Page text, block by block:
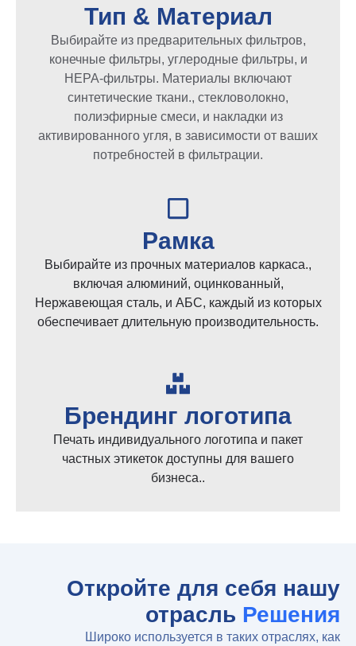
Тип & Материал
Выбирайте из предварительных фильтров,
конечные фильтры, углеродные фильтры, и
HEPA-фильтры. Материалы включают
синтетические ткани., стекловолокно,
полиэфирные смеси, и накладки из
активированного угля, в зависимости от ваших
потребностей в фильтрации.
Рамка
Выбирайте из прочных материалов каркаса.,
включая алюминий, оцинкованный,
Нержавеющая сталь, и АБС, каждый из которых
обеспечивает длительную производительность.
Брендинг логотипа
Печать индивидуального логотипа и пакет
частных этикеток доступны для вашего
бизнеса..
Откройте для себя нашу
отрасль Решения
Широко используется в таких отраслях, как